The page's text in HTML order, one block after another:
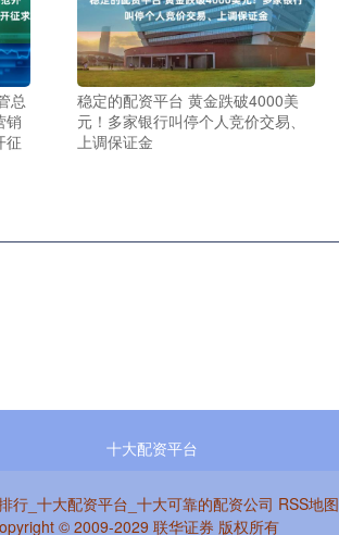
总
销
征
稳定的配资平台 黄金跌破4000美
元！多家银行叫停个人竞价交易、
上调保证金
十大配资平台
行_十大配资平台_十大可靠的配资公司 RSS地图
© 2009-2029 联华证券 版权所有